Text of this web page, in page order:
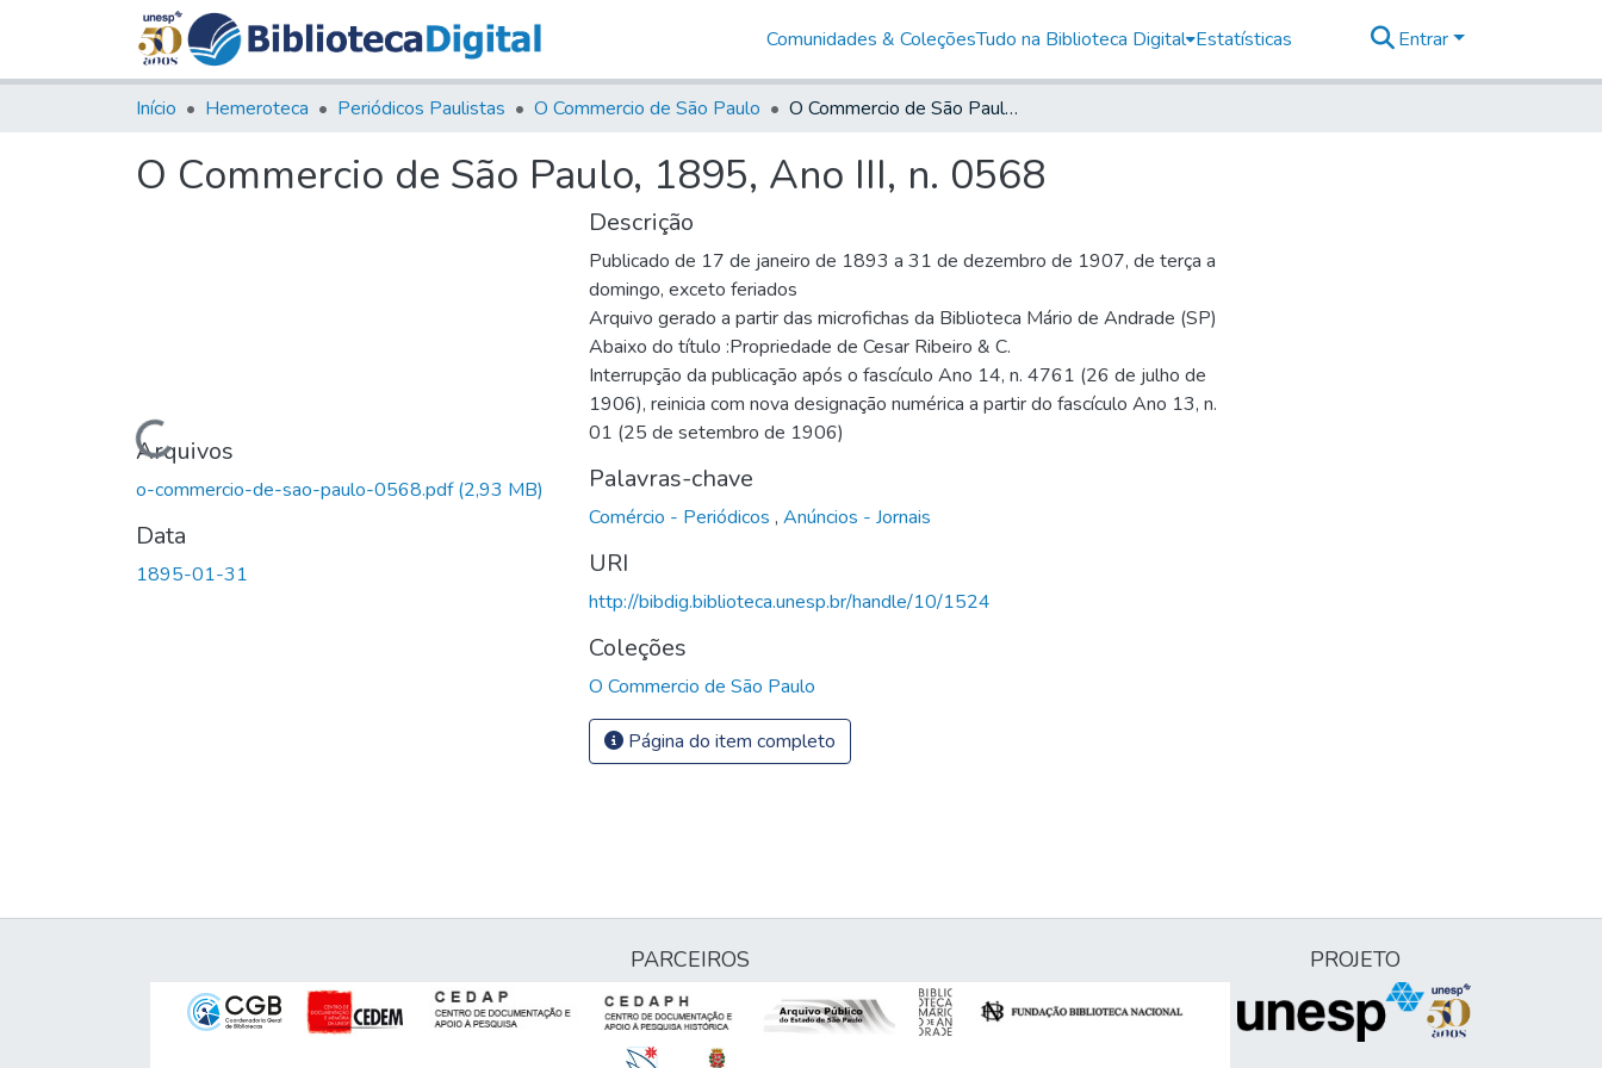
Comunidades & ColeçõesTudo na Biblioteca Digital Estatísticas Entrar
Início Hemeroteca Periódicos Paulistas O Commercio de São Paulo O Commercio de São Paulo, 1895, Ano III, n. 0568
O Commercio de São Paulo, 1895, Ano III, n. 0568
Carregando...
Arquivos
o-commercio-de-sao-paulo-0568.pdf(2,93 MB)
Data
1895-01-31
Descrição
Publicado de 17 de janeiro de 1893 a 31 de dezembro de 1907, de terça a
domingo, exceto feriados
Arquivo gerado a partir das microfichas da Biblioteca Mário de Andrade (SP)
Abaixo do título :Propriedade de Cesar Ribeiro & C.
Interrupção da publicação após o fascículo Ano 14, n. 4761 (26 de julho de
1906), reinicia com nova designação numérica a partir do fascículo Ano 13, n.
01 (25 de setembro de 1906)
Palavras-chave
Comércio - Periódicos , Anúncios - Jornais
URI
http://bibdig.biblioteca.unesp.br/handle/10/1524
Coleções
O Commercio de São Paulo
Página do item completo
PARCEIROS PROJETO